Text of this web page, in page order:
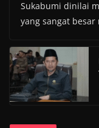
Sukabumi dinilai
yang sangat